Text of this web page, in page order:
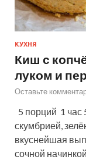
КУХНЯ
Киш с
луком и
Оставьте
5 порций 1
скумбрией,
вкуснейшая
сочной